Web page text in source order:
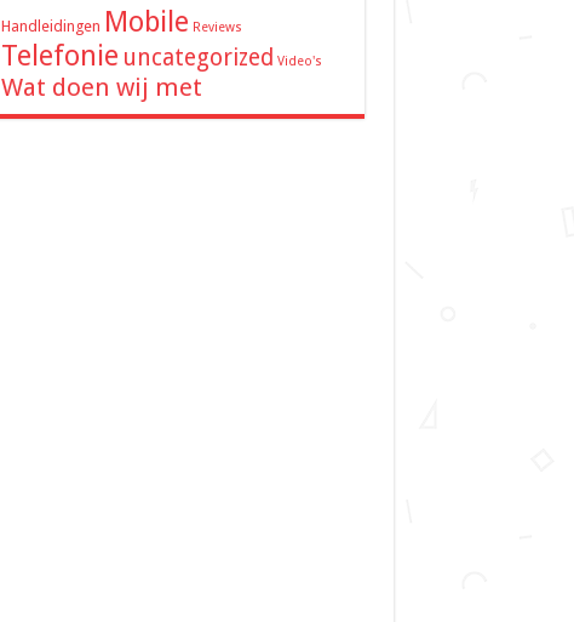
Handleidingen Mobile Reviews
Telefonie uncategorized Video's
Wat doen wij met